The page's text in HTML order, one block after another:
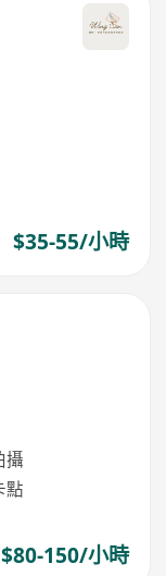
$35-55/小時
攝
點
$80-150/小時